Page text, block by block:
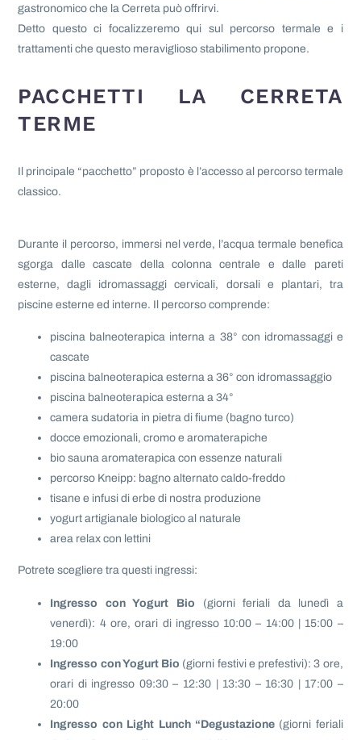
gastronomico che la Cerreta può offrirvi.
Detto questo ci focalizzeremo qui sul percorso termale e i
trattamenti che questo meraviglioso stabilimento propone.
PACCHETTI LA CERRETA
TERME
Il principale “pacchetto” proposto è l’accesso al percorso termale
classico.
Durante il percorso, immersi nel verde, l’acqua termale benefica
sgorga dalle cascate della colonna centrale e dalle pareti
esterne, dagli idromassaggi cervicali, dorsali e plantari, tra
piscine esterne ed interne. Il percorso comprende:
piscina balneoterapica interna a 38° con idromassaggi e
cascate
piscina balneoterapica esterna a 36° con idromassaggio
piscina balneoterapica esterna a 34°
camera sudatoria in pietra di fiume (bagno turco)
docce emozionali, cromo e aromaterapiche
bio sauna aromaterapica con essenze naturali
percorso Kneipp: bagno alternato caldo-freddo
tisane e infusi di erbe di nostra produzione
yogurt artigianale biologico al naturale
area relax con lettini
Potrete scegliere tra questi ingressi:
Ingresso con Yogurt Bio (giorni feriali da lunedì a
venerdì): 4 ore, orari di ingresso 10:00 – 14:00 | 15:00 –
19:00
Ingresso con Yogurt Bio (giorni festivi e prefestivi): 3 ore,
orari di ingresso 09:30 – 12:30 | 13:30 – 16:30 | 17:00 –
20:00
Ingresso con Light Lunch “Degustazione(giorni feriali